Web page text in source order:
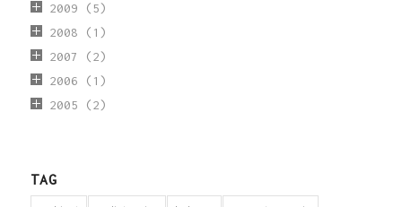
2009 (5)
2008 (1)
2007 (2)
2006 (1)
2005 (2)
TAG